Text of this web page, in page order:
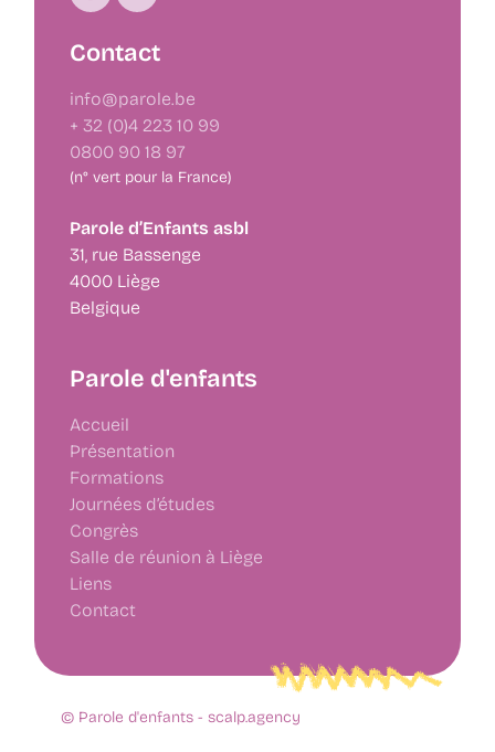
Contact
info@parole.be
+ 32 (0)4 223 10 99
0800 90 18 97
(n° vert pour la France)
Parole d’Enfants asbl
31, rue Bassenge
4000 Liège
Belgique
Parole d'enfants
Accueil
Présentation
Formations
Journées d’études
Congrès
Salle de réunion à Liège
Liens
Contact
© Parole d'enfants -scalp.agency